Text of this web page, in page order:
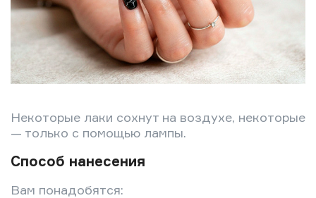
Некоторые лаки сохнут на воздухе, некоторые
— только с помощью лампы.
Способ нанесения
Вам понадобятся: